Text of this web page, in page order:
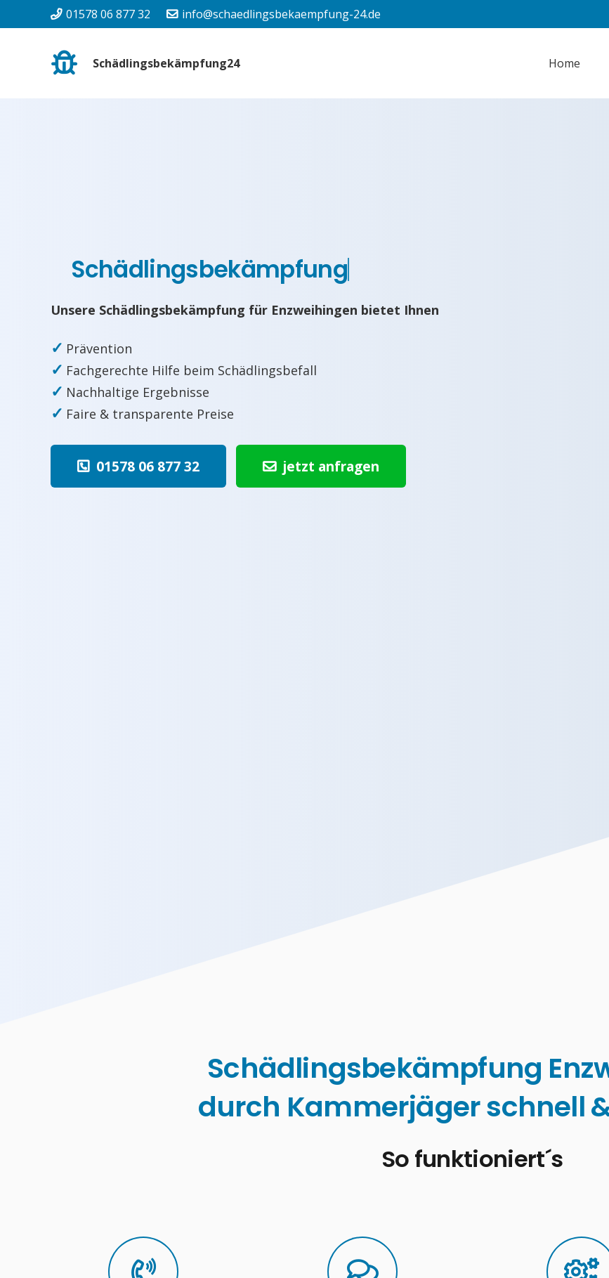
01578 06 877 32 info@schaedlingsbekaempfung-24.de
Schädlingsbekämpfung24 Home
Schädlingsbekämpfung
Unsere Schädlingsbekämpfung für Enzweihingen bietet Ihnen
✓ Prävention
✓ Fachgerechte Hilfe beim Schädlingsbefall
✓ Nachhaltige Ergebnisse
✓ Faire & transparente Preise
01578 06 877 32 jetzt anfragen
Schädlingsbekämpfung
durch Kammerjäger schnell
So funktioniert´s